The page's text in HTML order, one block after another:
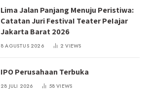
Lima Jalan Panjang Menuju Peristiwa:
Catatan Juri FestivaI Teater PeIajar
Jakarta Barat 2026
8 AGUSTUS 2026 2VIEWS
IPO Perusahaan Terbuka
28 JULI 2026 58VIEWS